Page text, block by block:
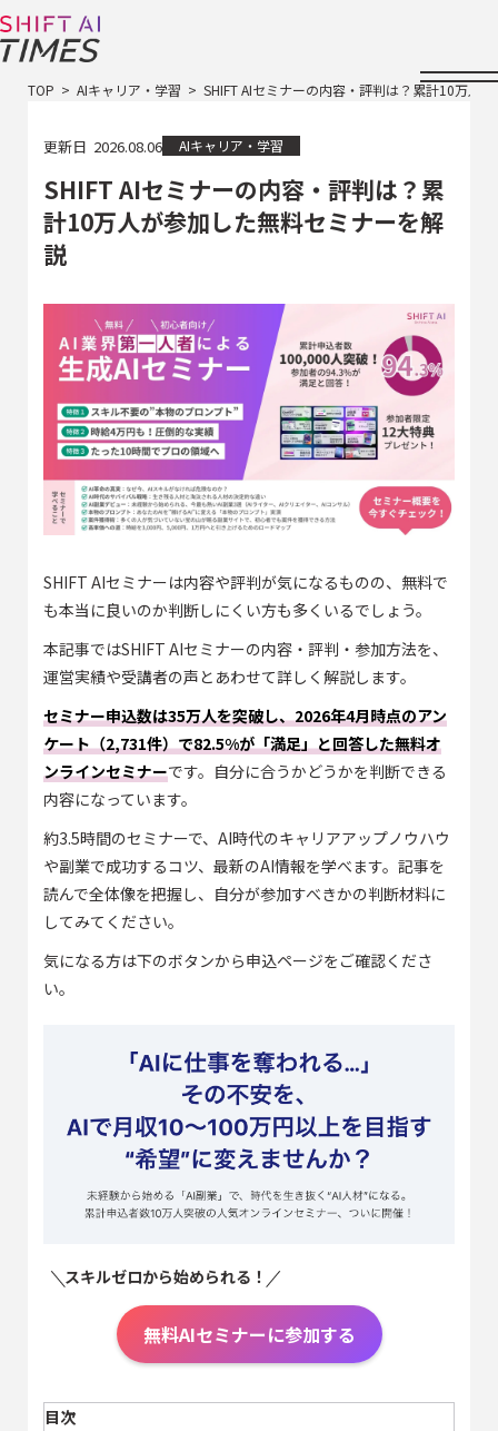
TOP AIキャリア・学習 SHIFT AIセミナーの内容・評判は？累計10万人
更新日 2026.08.06 AIキャリア・学習
SHIFT AIセミナーの内容・評判は？累
計10万人が参加した無料セミナーを解
説
SHIFT AIセミナーは内容や評判が気になるものの、無料で
も本当に良いのか判断しにくい方も多くいるでしょう。
本記事ではSHIFT AIセミナーの内容・評判・参加方法を、
運営実績や受講者の声とあわせて詳しく解説します。
セミナー申込数は35万人を突破し、2026年4月時点のアン
ケート（2,731件）で82.5%が「満足」と回答した無料オ
ンラインセミナーです。自分に合うかどうかを判断できる
内容になっています。
約3.5時間のセミナーで、AI時代のキャリアアップノウハウ
や副業で成功するコツ、最新のAI情報を学べます。記事を
読んで全体像を把握し、自分が参加すべきかの判断材料に
してみてください。
気になる方は下のボタンから申込ページをご確認くださ
い。
スキルゼロから始められる！
無料AIセミナーに参加する
目次